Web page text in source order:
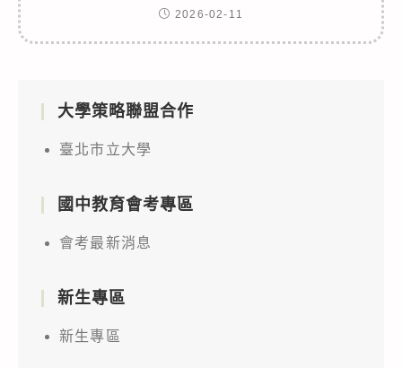
2026-02-11
大學策略聯盟合作
臺北市立大學
國中教育會考專區
會考最新消息
新生專區
新生專區